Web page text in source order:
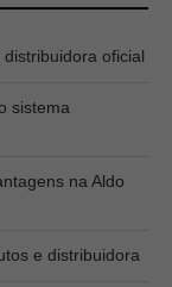
oficial
sistema
na Aldo
e distribuidora